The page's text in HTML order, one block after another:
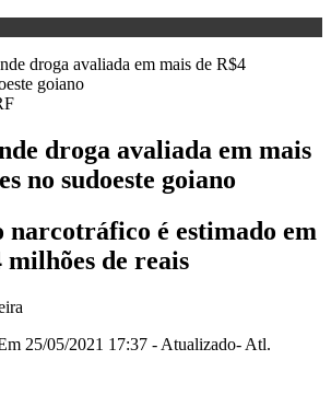
droga avaliada em mais
no sudoeste goiano
narcotráfico é estimado em
milhões de reais
25/05/2021 17:37 - Atualizado- Atl.